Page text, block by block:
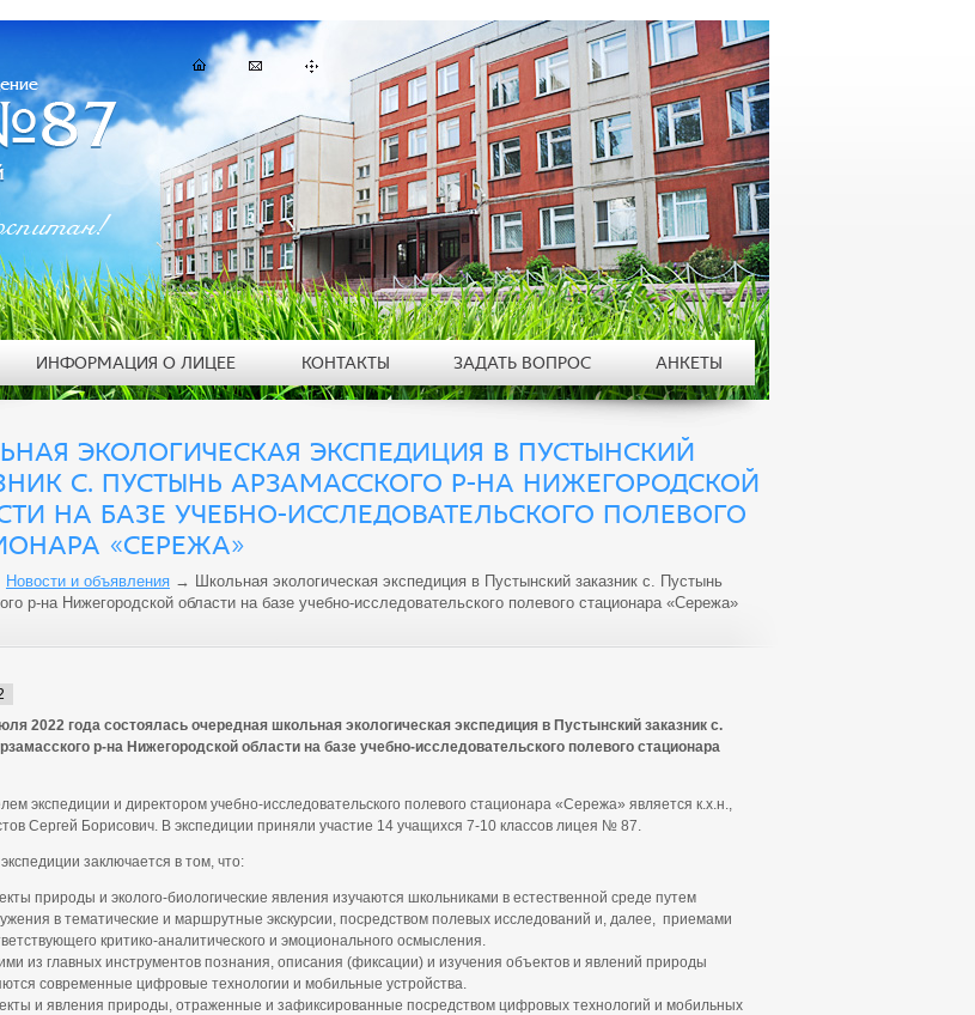
ЭКОЛОГИЧЕСКАЯ ЭКСПЕДИЦИЯ В ПУСТЫНСКИЙ
С. ПУСТЫНЬ АРЗАМАССКОГО Р-НА НИЖЕГОРОДСКОЙ
НА БАЗЕ УЧЕБНО-ИССЛЕДОВАТЕЛЬСКОГО ПОЛЕВОГО
«СЕРЕЖА»
Новости и объявления → Школьная экологическая экспедиция в Пустынский заказник с. Пустынь
р-на Нижегородской области на базе учебно-исследовательского полевого стационара «Сережа»
2022 года состоялась очередная школьная экологическая экспедиция в Пустынский заказник с.
р-на Нижегородской области на базе учебно-исследовательского полевого стационара
экспедиции и директором учебно-исследовательского полевого стационара «Сережа» является к.х.н.,
Сергей Борисович. В экспедиции приняли участие 14 учащихся 7-10 классов лицея № 87.
заключается в том, что:
природы и эколого-биологические явления изучаются школьниками в естественной среде путем
в тематические и маршрутные экскурсии, посредством полевых исследований и, далее, приемами
критико-аналитического и эмоционального осмысления.
из главных инструментов познания, описания (фиксации) и изучения объектов и явлений природы
современные цифровые технологии и мобильные устройства.
и явления природы, отраженные и зафиксированные посредством цифровых технологий и мобильных
ИНФОРМАЦИЯ О ЛИЦЕЕ КОНТАКТЫ ЗАДАТЬ ВОПРОС АНКЕТЫ